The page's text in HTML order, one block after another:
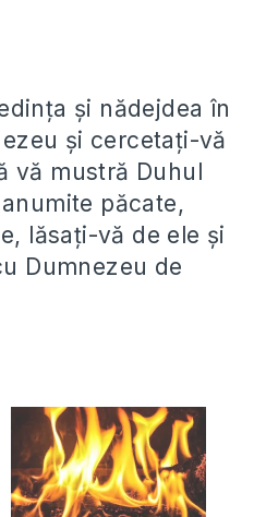
și nădejdea în
și cercetați-vă
vă mustră Duhul
păcate,
lăsați-vă de ele și
Dumnezeu de